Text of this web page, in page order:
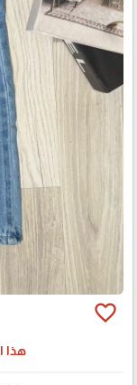
favorite_border
هذا